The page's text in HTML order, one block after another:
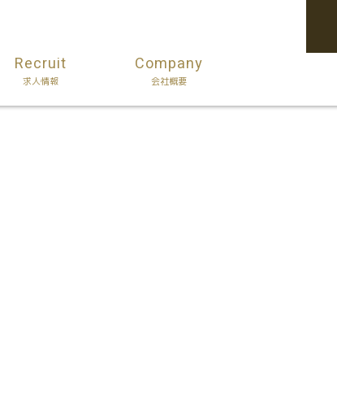
Recruit
求人情報
Company
会社概要